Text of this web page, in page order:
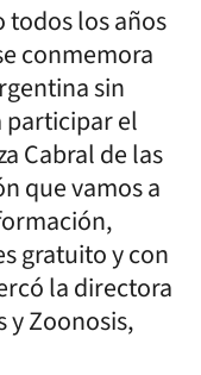
todos los años
conmemora
sin
participar el
Cabral de las
que vamos a
gratuito y con
la directora
y Zoonosis,